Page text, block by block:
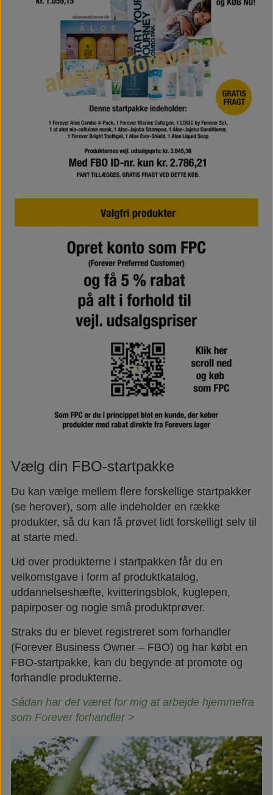
Vælg din FBO-startpakke
Du kan vælge mellem flere forskellige startpakker
(se herover), som alle indeholder en række
produkter, så du kan få prøvet lidt forskelligt selv til
at starte med.
Ud over produkterne i startpakken får du en
velkomstgave i form af produktkatalog,
uddannelseshæfte, kvitteringsblok, kuglepen,
papirposer og nogle små produktprøver.
Straks du er blevet registreret som forhandler
(Forever Business Owner – FBO) og har købt en
FBO-startpakke, kan du begynde at promote og
forhandle produkterne.
Sådan har det været for mig at arbejde hjemmefra
som Forever forhandler >